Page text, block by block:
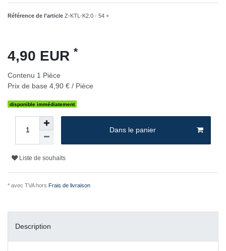
Référence de l’article Z-KTL-K2.0 - 54 +
4,90 EUR *
Contenu 1 Pièce
Prix de base 4,90 € / Pièce
disponible immédiatement
Dans le panier
Liste de souhaits
* avec TVA hors Frais de livraison
Description